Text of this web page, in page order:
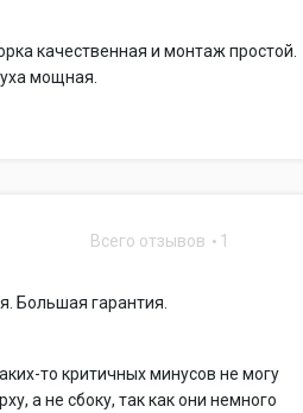
качественная и монтаж простой.
мощная.
Всего отзывов 1
Большая гарантия.
то критичных минусов не могу
а не сбоку, так как они немного